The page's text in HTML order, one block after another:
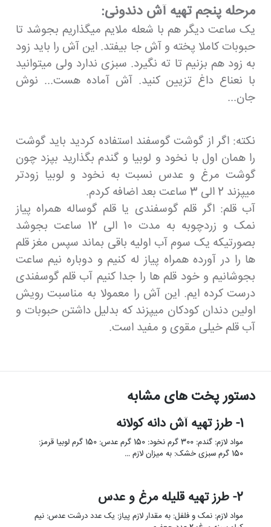
مرحله پنجم تهیه آش دندونی:
یک ساعت دیگر هم با شعله ملایم میگذاریم بجوشد تا
حبوبات کاملا پخته و آش جا بیفتد. این آش را باید زود
به زود هم بزنیم تا ته نگیرد. سبزی ندارد ولی میتوانید
با نعناع داغ تزیین کنید. آش آماده هست... نوش
جان...
نکته: اگر از گوشت گوسفند استفاده کردید باید گوشت
را همان اول با نخود و لوبیا و گندم بگذارید بپزد چون
گوشت مرغ و عدس نسبت به نخود و لوبیا زودتر
میپزند 2 الی 3 ساعت بعد اضافه کردم.
آب قلم: اگر قلم گوسفندی یا قلم گوساله همراه پیاز
نمک و زردچوبه به مدت 10 الی 12 ساعت بجوشد
بصورتیکه یک سوم آب اولیه باقی بماند سپس مغز قلم
ها را در آورده همراه پیاز له کنیم و دوباره نیم ساعت
بجوشانیم و خود قلم ها را جدا کنیم آب قلم گوسفندی
درست کرده ایم. این آش را معمولا به مناسبت رویش
اولین دندان کودکان میپزند که بدلیل داشتن حبوبات و
آب قلم خیلی مقوی و مفید است.
دستور پخت های مشابه
1- طرز تهیه آش دانه کولانه
مواد لازم: گندم: 300 گرم نخود: 150 گرم عدس: 150 گرم لوبیا قرمز:
150 گرم سبزی خشک: به میزان لازم …
2- طرز تهیه قلیله مرغ و عدس
مواد لازم: نمک و فلفل: به مقدار لازم پیاز: یک عدد درشت عدس: نیم